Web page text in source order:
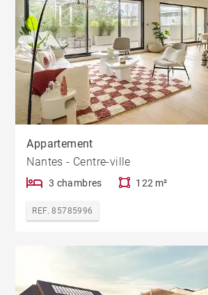
Appartement
Nantes - Centre-ville
3 chambres 122 m²
REF. 85785996